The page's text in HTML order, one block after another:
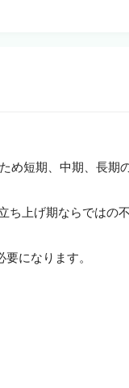
め短期、中期、長期
ち上げ期ならではの
になります。